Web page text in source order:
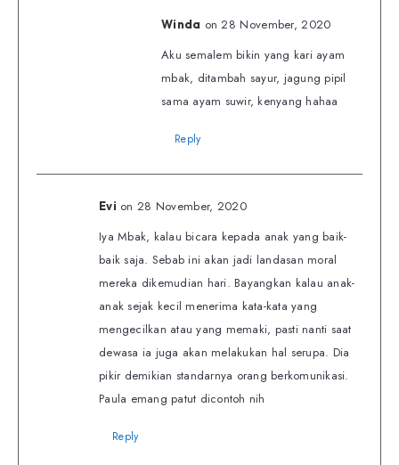
Winda on 28 November, 2020
Aku semalem bikin yang kari ayam
mbak, ditambah sayur, jagung pipil
sama ayam suwir, kenyang hahaa
Reply
Evi on 28 November, 2020
Iya Mbak, kalau bicara kepada anak yang baik-
baik saja. Sebab ini akan jadi landasan moral
mereka dikemudian hari. Bayangkan kalau anak-
anak sejak kecil menerima kata-kata yang
mengecilkan atau yang memaki, pasti nanti saat
dewasa ia juga akan melakukan hal serupa. Dia
pikir demikian standarnya orang berkomunikasi.
Paula emang patut dicontoh nih
Reply